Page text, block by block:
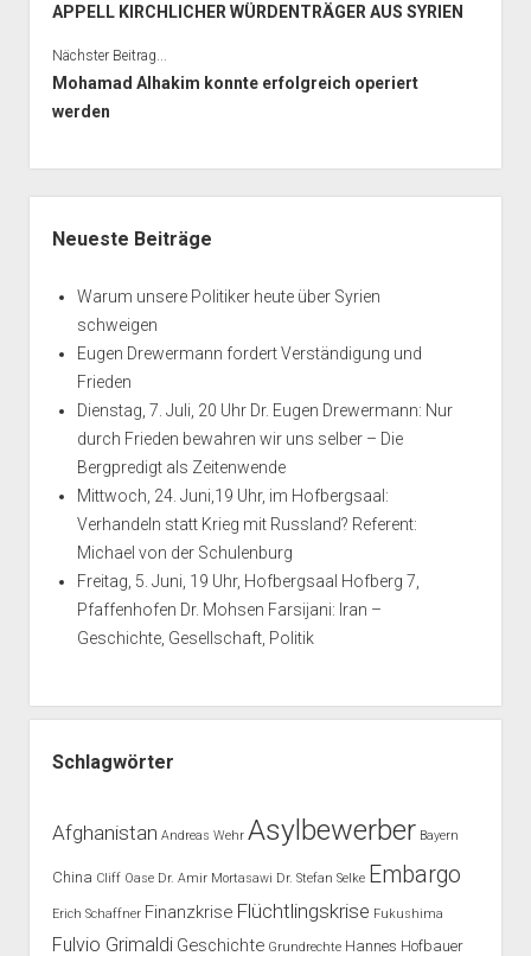
APPELL KIRCHLICHER WÜRDENTRÄGER AUS SYRIEN
Nächster Beitrag...
Mohamad Alhakim konnte erfolgreich operiert
werden
Neueste Beiträge
Warum unsere Politiker heute über Syrien
schweigen
Eugen Drewermann fordert Verständigung und
Frieden
Dienstag, 7. Juli, 20 Uhr Dr. Eugen Drewermann: Nur
durch Frieden bewahren wir uns selber – Die
Bergpredigt als Zeitenwende
Mittwoch, 24. Juni,19 Uhr, im Hofbergsaal:
Verhandeln statt Krieg mit Russland? Referent:
Michael von der Schulenburg
Freitag, 5. Juni, 19 Uhr, Hofbergsaal Hofberg 7,
Pfaffenhofen Dr. Mohsen Farsijani: Iran –
Geschichte, Gesellschaft, Politik
Schlagwörter
Afghanistan Andreas Wehr Asylbewerber Bayern
China Cliff Oase Dr. Amir Mortasawi Dr. Stefan Selke Embargo
Erich Schaffner Finanzkrise Flüchtlingskrise Fukushima
Fulvio Grimaldi Geschichte Grundrechte Hannes Hofbauer